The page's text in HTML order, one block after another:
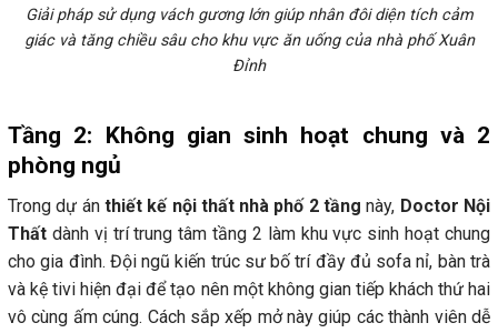
Giải pháp sử dụng vách gương lớn giúp nhân đôi diện tích cảm
giác và tăng chiều sâu cho khu vực ăn uống của nhà phố Xuân
Đỉnh
Tầng 2: Không gian sinh hoạt chung và 2
phòng ngủ
Trong dự án thiết kế nội thất nhà phố 2 tầng này, Doctor Nội
Thất dành vị trí trung tâm tầng 2 làm khu vực sinh hoạt chung
cho gia đình. Đội ngũ kiến trúc sư bố trí đầy đủ sofa nỉ, bàn trà
và kệ tivi hiện đại để tạo nên một không gian tiếp khách thứ hai
vô cùng ấm cúng. Cách sắp xếp mở này giúp các thành viên dễ